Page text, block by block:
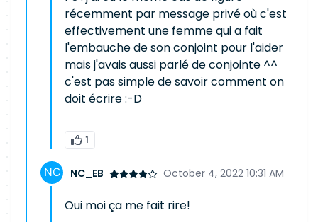
récemment par message privé où c'est
effectivement une femme qui a fait
l'embauche de son conjoint pour l'aider
mais j'avais aussi parlé de conjointe ^^
c'est pas simple de savoir comment on
doit écrire :-D
1
NC_EB October 4, 2022 10:31 AM
Oui moi ça me fait rire!